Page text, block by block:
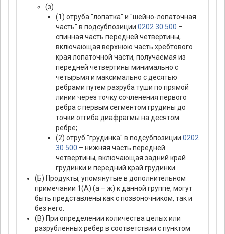
(з)
(1) отруба "лопатка" и "шейно-лопаточная
часть" в подсубпозиции 0202 30 500 –
спинная часть передней четвертины,
включающая верхнюю часть хребтового
края лопаточной части, получаемая из
передней четвертины минимально с
четырьмя и максимально с десятью
ребрами путем разруба туши по прямой
линии через точку сочленения первого
ребра с первым сегментом грудины до
точки отгиба диафрагмы на десятом
ребре;
(2) отруб "грудинка" в подсубпозиции 0202
30 500 – нижняя часть передней
четвертины, включающая задний край
грудинки и передний край грудинки.
(Б) Продукты, упомянутые в дополнительном
примечании 1(А) (а – ж) к данной группе, могут
быть представлены как с позвоночником, так и
без него.
(В) При определении количества целых или
разрубленных ребер в соответствии с пунктом